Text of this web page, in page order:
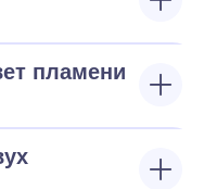
пламени